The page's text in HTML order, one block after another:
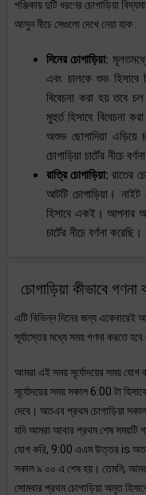
পঞ্জিকায় দুটি ধরণের চোগাড়িয়া
আসুন নীচে সেগুলো দেখে নেয়া যাক :
দিনের চোগাড়িয়া:
এবং চালকে শুভ হিসাবে
বিবেচনা করা হয় তবে
মুহুর্ত হিসাবে
অশুভ ছোগাদিয়া
চোগাড়িয়া চার্টের নীচে
রাত্রি চোগাড়িয়া:রাতের
আটটি চোগাড়িয়া।
হিসাবে একই। আপনার
চার্টের নীচে বর্ণনা করেছি।
চোগাড়িয়া কীভাবে গণনা
এটি বিভিন্ন দিনের জন্য একেবারেই
সূর্যাস্তের মধ্যে সময় গণনা করতে
আমরা এই সময় সূর্যোদয়ের সময় যোগ
সূর্যোদয়ের সময় সকাল 6:00 টা
দেবে। অতএব প্রথম চোগাড়িয়া
যদি আমরা আবার প্রথম শেষ সময়টি
যোগ করি, 9:00 এএম উত্তর is
সকাল ৯:০০ এ শেষ হয়। তেমনি,
সোমবার প্রথম চোগাড়িয়া অমৃত